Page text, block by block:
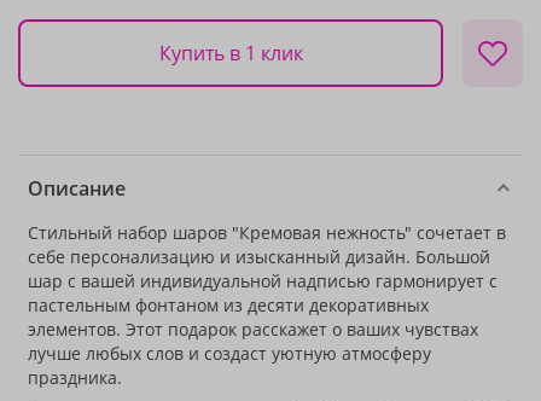
Купить в 1 клик
Описание
Стильный набор шаров "Кремовая нежность" сочетает в
себе персонализацию и изысканный дизайн. Большой
шар с вашей индивидуальной надписью гармонирует с
пастельным фонтаном из десяти декоративных
элементов. Этот подарок расскажет о ваших чувствах
лучше любых слов и создаст уютную атмосферу
праздника.